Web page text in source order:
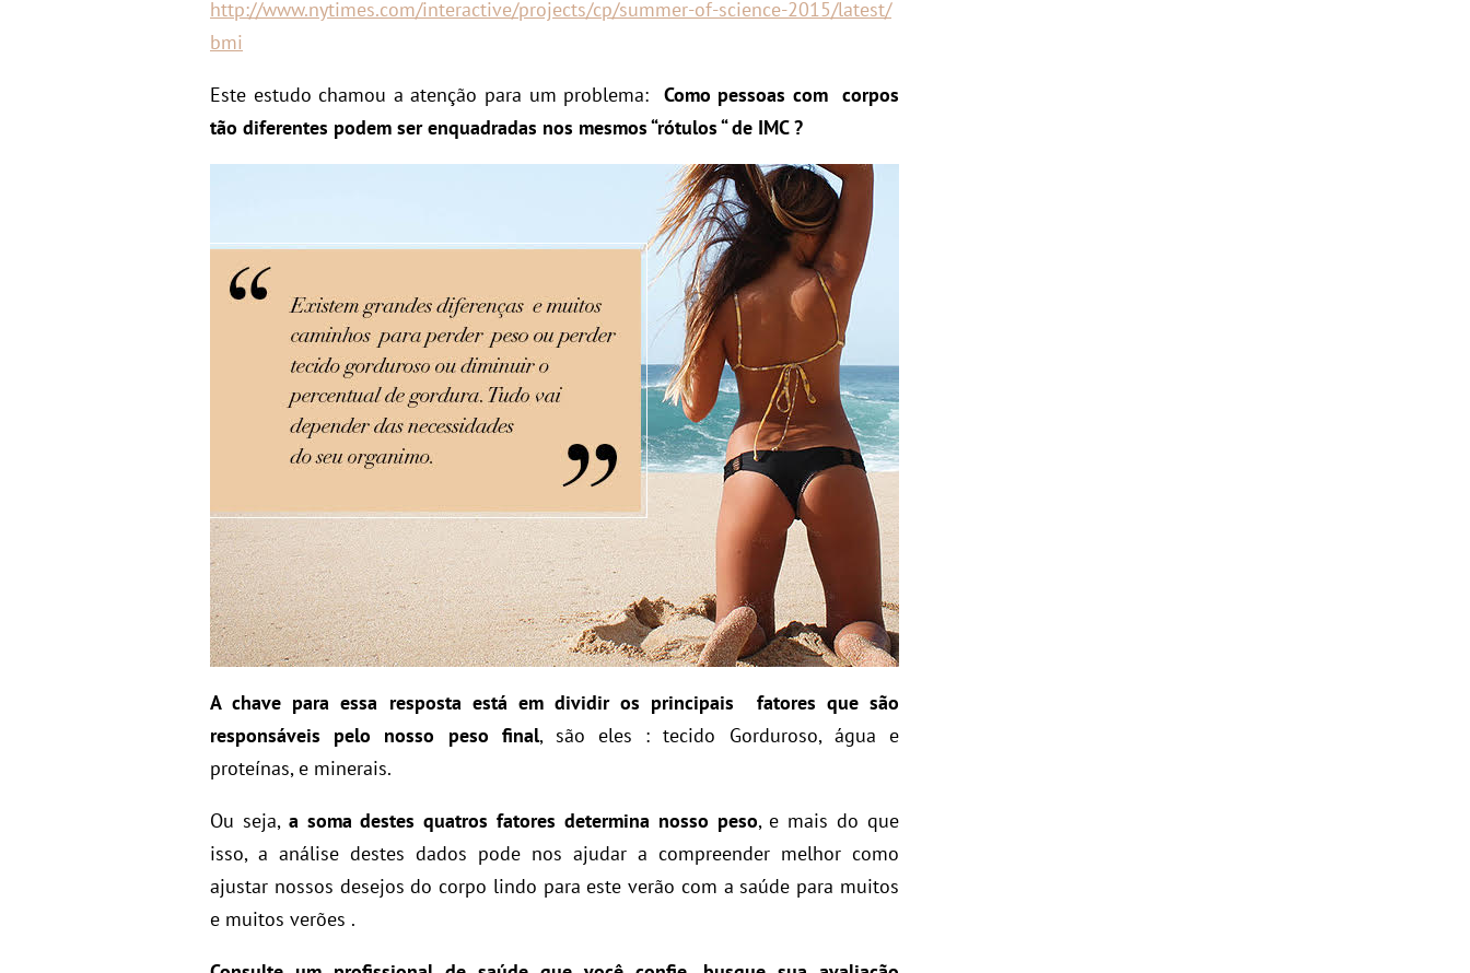
http://www.nytimes.com/interactive/projects/cp/summer-of-science-2015/latest/
bmi
Este estudo chamou a atenção para um problema: Como pessoas com corpos
tão diferentes podem ser enquadradas nos mesmos “rótulos “ de IMC ?
A chave para essa resposta está em dividir os principais fatores que são
responsáveis pelo nosso peso final, são eles : tecido Gorduroso, água e
proteínas, e minerais.
Ou seja, a soma destes quatros fatores determina nosso peso, e mais do que
isso, a análise destes dados pode nos ajudar a compreender melhor como
ajustar nossos desejos do corpo lindo para este verão com a saúde para muitos
e muitos verões .